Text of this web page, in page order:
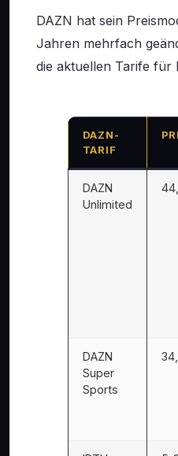
DAZN hat sein
Jahren mehrfach
die aktuellen Tarife für
DAZN-
TARIF
DAZN
Unlimited
DAZN
Super
Sports